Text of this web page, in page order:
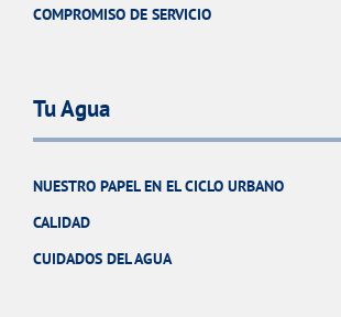
COMPROMISO DE SERVICIO
Tu Agua
NUESTRO PAPEL EN EL CICLO URBANO
CALIDAD
CUIDADOS DEL AGUA